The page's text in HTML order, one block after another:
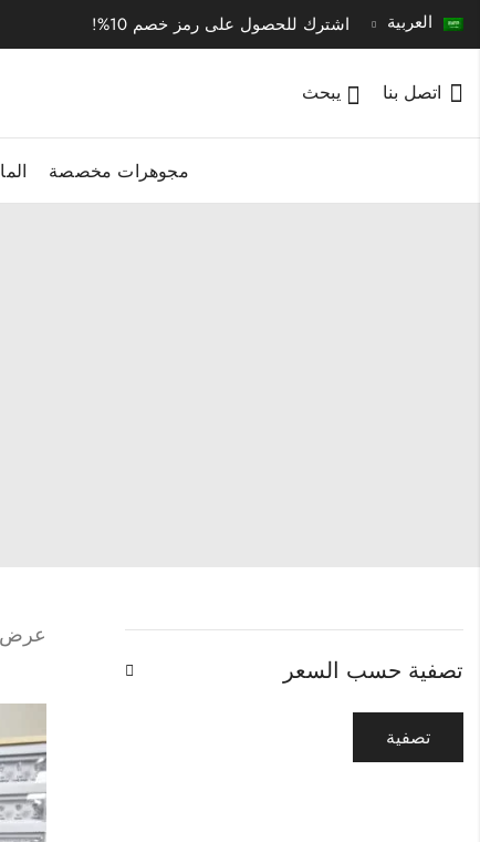
العربية اشترك للحصول على رمز خصم 10%!
اتصل بنا يبحث
مجوهرات مخصصة
عرض
تصفية حسب السعر
تصفية